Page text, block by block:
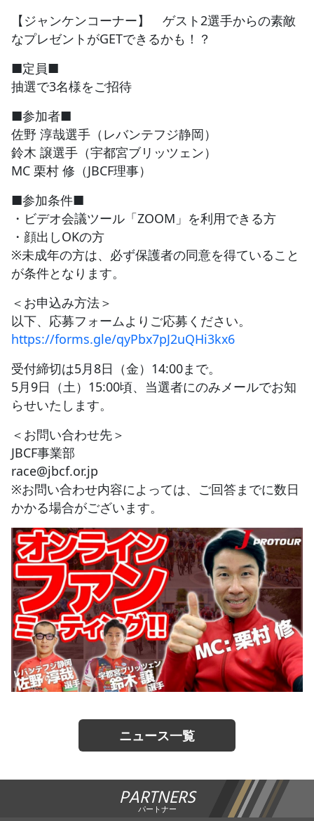
【ジャンケンコーナー】 ゲスト2選手からの素敵
なプレゼントがGETできるかも！？
■定員■
抽選で3名様をご招待
■参加者■
佐野 淳哉選手（レバンテフジ静岡）
鈴木 譲選手（宇都宮ブリッツェン）
MC 栗村 修（JBCF理事）
■参加条件■
・ビデオ会議ツール「ZOOM」を利用できる方
・顔出しOKの方
※未成年の方は、必ず保護者の同意を得ていること
が条件となります。
＜お申込み方法＞
以下、応募フォームよりご応募ください。
https://forms.gle/qyPbx7pJ2uQHi3kx6
受付締切は5月8日（金）14:00まで。
5月9日（土）15:00頃、当選者にのみメールでお知
らせいたします。
＜お問い合わせ先＞
JBCF事業部
race@jbcf.or.jp
※お問い合わせ内容によっては、ご回答までに数日
かかる場合がございます。
ニュース一覧
PARTNERS
パートナー